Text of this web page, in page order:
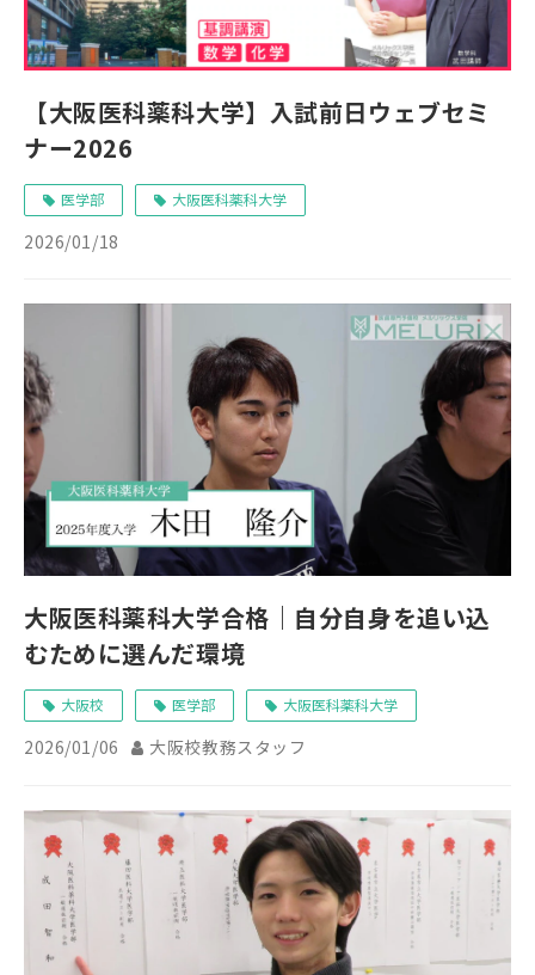
【大阪医科薬科大学】入試前日ウェブセミ
ナー2026
医学部 大阪医科薬科大学
2026/01/18
大阪医科薬科大学合格｜自分自身を追い込
むために選んだ環境
大阪校 医学部 大阪医科薬科大学
2026/01/06 大阪校教務スタッフ